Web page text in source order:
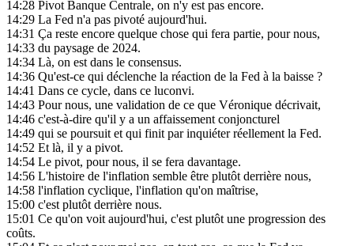
14:28 Pivot Banque Centrale, on n'y est pas encore.
14:29 La Fed n'a pas pivoté aujourd'hui.
14:31 Ça reste encore quelque chose qui fera partie, pour nous,
14:33 du paysage de 2024.
14:34 Là, on est dans le consensus.
14:36 Qu'est-ce qui déclenche la réaction de la Fed à la baisse ?
14:41 Dans ce cycle, dans ce luconvi.
14:43 Pour nous, une validation de ce que Véronique décrivait,
14:46 c'est-à-dire qu'il y a un affaissement conjoncturel
14:49 qui se poursuit et qui finit par inquiéter réellement la Fed.
14:52 Et là, il y a pivot.
14:54 Le pivot, pour nous, il se fera davantage.
14:56 L'histoire de l'inflation semble être plutôt derrière nous,
14:58 l'inflation cyclique, l'inflation qu'on maîtrise,
15:00 c'est plutôt derrière nous.
15:01 Ce qu'on voit aujourd'hui, c'est plutôt une progression des
coûts.